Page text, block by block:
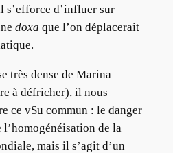
s’efforce d’influer sur
doxa que l’on déplacerait
très dense de Marina
à défricher), il nous
ce vSu commun : le danger
l’homogénéisation de la
mais il s’agit d’un